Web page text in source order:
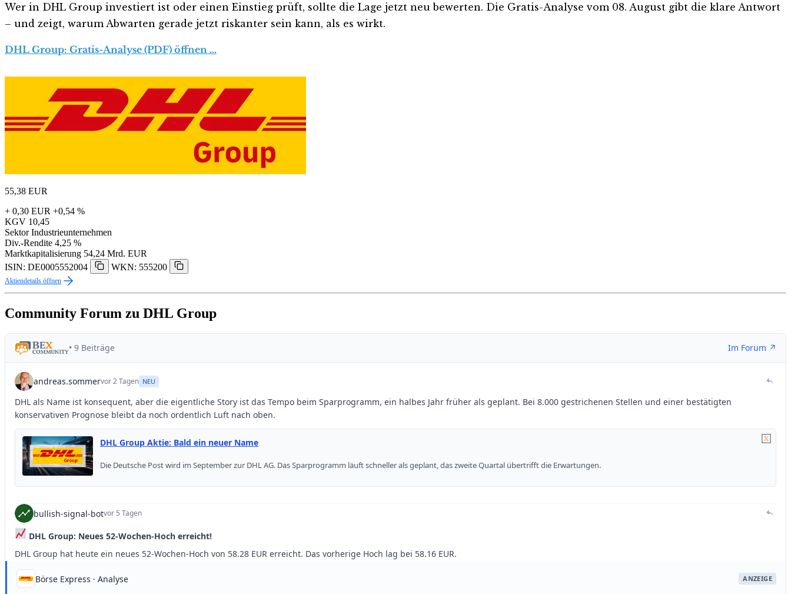
Wer in DHL Group investiert ist oder einen Einstieg prüft, sollte die Lage jetzt neu bewerten. Die Gratis-Analyse vom 08. August gibt die klare Antwort
– und zeigt, warum Abwarten gerade jetzt riskanter sein kann, als es wirkt.
DHL Group: Gratis-Analyse (PDF) öffnen …
55,38 EUR
+ 0,30 EUR +0,54 %
KGV 10,45
Sektor Industrieunternehmen
Div.-Rendite 4,25 %
Marktkapitalisierung 54,24 Mrd. EUR
ISIN: DE0005552004
WKN: 555200
Aktiendetails öffnen
Community Forum zu DHL Group